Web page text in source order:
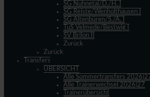
SG Nuhnetal/D./H. I
SG Reiste/Wenholthausen I
SG Altenbüren/S./A. I
TuS Velmede/Bestwig I
SV Brilon II
Zurück
Zurück
Transfers
ÜBERSICHT
Alle Sommertransfers
Alle Trainerwechsel 2026|27
Trainerübersicht